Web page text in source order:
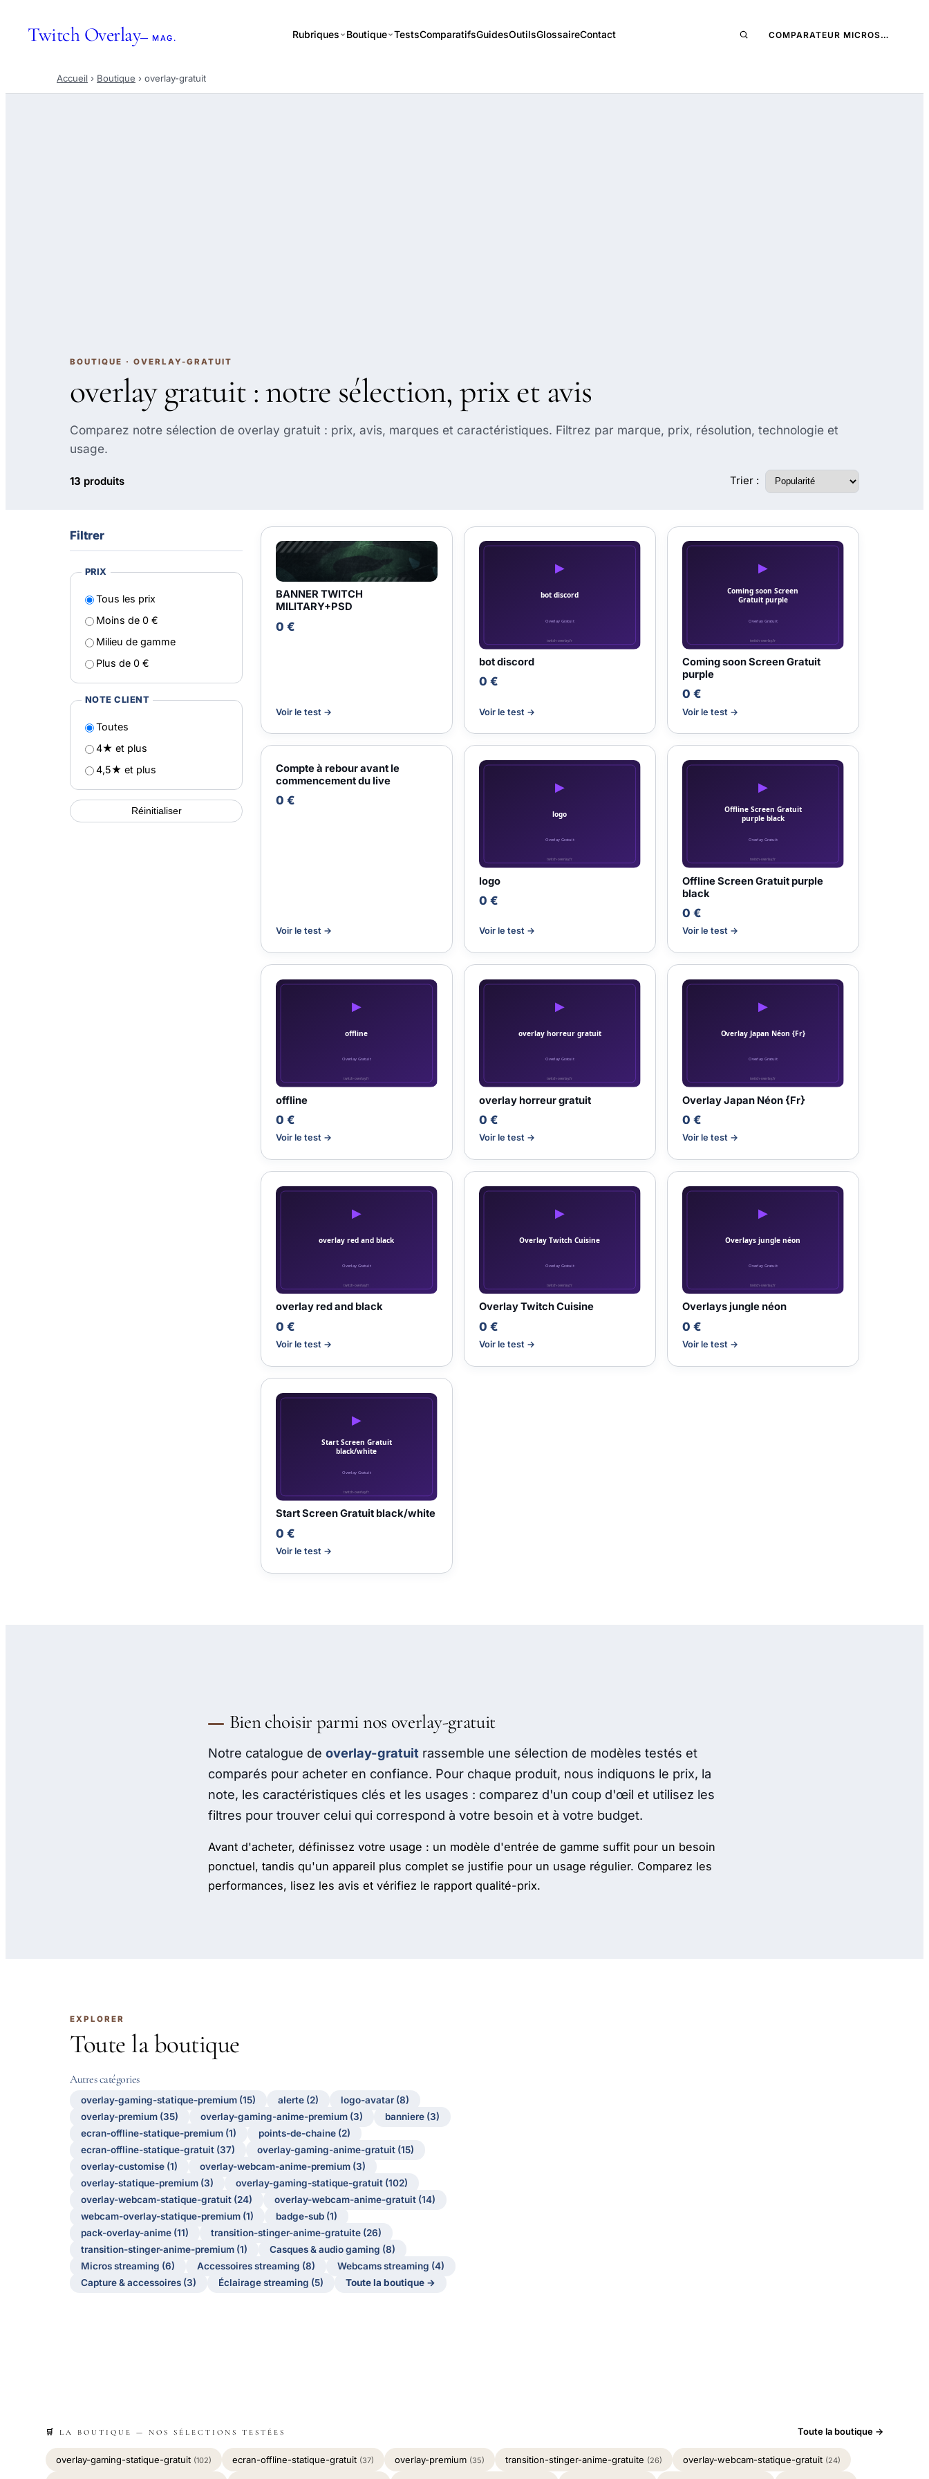
Twitch Overlay— MAG. Rubriques Boutique TestsComparatifsGuidesOutilsGlossaireContact COMPARATEUR MICROS…
Accueil › Boutique › overlay-gratuit
BOUTIQUE · OVERLAY-GRATUIT
overlay gratuit : notre sélection, prix et avis
Comparez notre sélection de overlay gratuit : prix, avis, marques et caractéristiques. Filtrez par marque, prix, résolution, technologie et
usage.
13 produits Trier :
Filtrer
PRIX
Tous les prix
Moins de 0 €
Milieu de gamme
Plus de 0 €
NOTE CLIENT
Toutes
4★ et plus
4,5★ et plus
Réinitialiser
BANNER TWITCH
MILITARY+PSD
0 €
Voir le test →
bot discord
0 €
Voir le test →
Coming soon Screen Gratuit
purple
0 €
Voir le test →
Compte à rebour avant le
commencement du live
0 €
Voir le test →
logo
0 €
Voir le test →
Offline Screen Gratuit purple
black
0 €
Voir le test →
offline
0 €
Voir le test →
overlay horreur gratuit
0 €
Voir le test →
Overlay Japan Néon {Fr}
0 €
Voir le test →
overlay red and black
0 €
Voir le test →
Overlay Twitch Cuisine
0 €
Voir le test →
Overlays jungle néon
0 €
Voir le test →
Start Screen Gratuit black/white
0 €
Voir le test →
Bien choisir parmi nos overlay-gratuit
Notre catalogue deoverlay-gratuit rassemble une sélection de modèles testés et
comparés pour acheter en confiance. Pour chaque produit, nous indiquons le prix, la
note, les caractéristiques clés et les usages : comparez d'un coup d'œil et utilisez les
filtres pour trouver celui qui correspond à votre besoin et à votre budget.
Avant d'acheter, définissez votre usage : un modèle d'entrée de gamme suffit pour un besoin
ponctuel, tandis qu'un appareil plus complet se justifie pour un usage régulier. Comparez les
performances, lisez les avis et vérifiez le rapport qualité-prix.
EXPLORER
Toute la boutique
Autres catégories
overlay-gaming-statique-premium (15) alerte (2)
logo-avatar (8)
overlay-premium (35)
overlay-gaming-anime-premium (3)
banniere (3)
ecran-offline-statique-premium (1)
points-de-chaine (2)
ecran-offline-statique-gratuit (37)
overlay-gaming-anime-gratuit (15)
overlay-customise (1)
overlay-webcam-anime-premium (3)
overlay-statique-premium (3)
overlay-gaming-statique-gratuit (102)
overlay-webcam-statique-gratuit (24)
overlay-webcam-anime-gratuit (14)
webcam-overlay-statique-premium (1)
badge-sub (1)
pack-overlay-anime (11)
transition-stinger-anime-gratuite (26)
transition-stinger-anime-premium (1)
Casques & audio gaming (8)
Micros streaming (6)
Accessoires streaming (8)
Webcams streaming (4)
Capture & accessoires (3)
Éclairage streaming (5) Toute la boutique →
🛒 LA BOUTIQUE — NOS SÉLECTIONS TESTÉES Toute la boutique →
overlay-gaming-statique-gratuit (102) ecran-offline-statique-gratuit (37) overlay-premium (35) transition-stinger-anime-gratuite (26) overlay-webcam-statique-gratuit (24)